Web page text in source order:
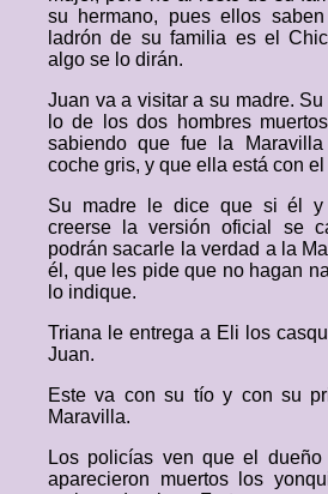
su hermano, pues ellos
ladrón de su familia es el
algo se lo dirán.
Juan va a visitar a su madre.
lo de los dos hombres
sabiendo que fue la
coche gris, y que ella está con
Su madre le dice que si él y
creerse la versión oficial se
podrán sacarle la verdad a la
él, que les pide que no hagan
lo indique.
Triana le entrega a Eli los
Juan.
Este va con su tío y con su
Maravilla.
Los policías ven que el
aparecieron muertos los